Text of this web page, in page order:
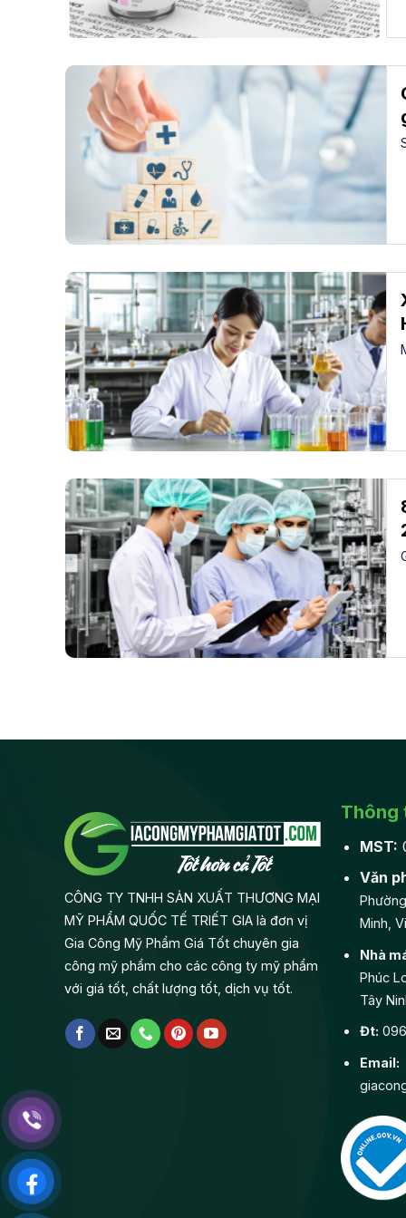
CÔNG TY TNHH SẢN XUẤT THƯƠNG MẠI
MỸ PHẨM QUỐC TẾ TRIẾT GIA là đơn vị
Gia Công Mỹ Phẩm Giá Tốt chuyên gia
công mỹ phẩm cho các công ty mỹ phẩm
với giá tốt, chất lượng tốt, dịch vụ tốt.
Thông
MST:
Văn
Minh,
Nhà
Phúc
Tây
Đt:
Email: